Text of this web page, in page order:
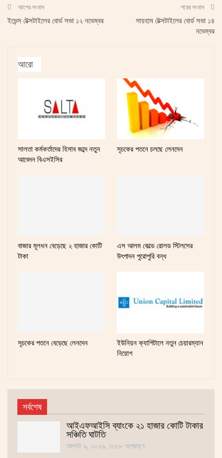
আগের সংবাদ
ইভেন্স টেক্সটাইলের বোর্ড সভা ১২ নভেম্বর
পরের সংবাদ
সায়হাম টেক্সটাইলের বোর্ড সভা ১৪
নভেম্বর
আরো
সালতা কর্মকর্তাদের হিসাব জব্দে নতুন
আবেদন বিএসইসির
সূচকের পতনে চলছে লেনদেন
বাজার মূলধন বেড়েছে ২ হাজার কোটি
টাকা
এস আলম কোল্ড রোলড স্টিলসের
উৎপাদন পুরোপুরি বন্ধ
সূচকের পতনে বেড়েছে লেনদেন
ইউনিয়ন ক্যাপিটালে নতুন চেয়ারম্যান
নিয়োগ
সর্বশেষ
আইএফআইসি ব্যাংকে ২১ হাজার কোটি টাকার
সঞ্চিতি ঘাটতি
আগস্ট ৯, ২০২৬, ৩:৫৮ অপরাহ্ণ